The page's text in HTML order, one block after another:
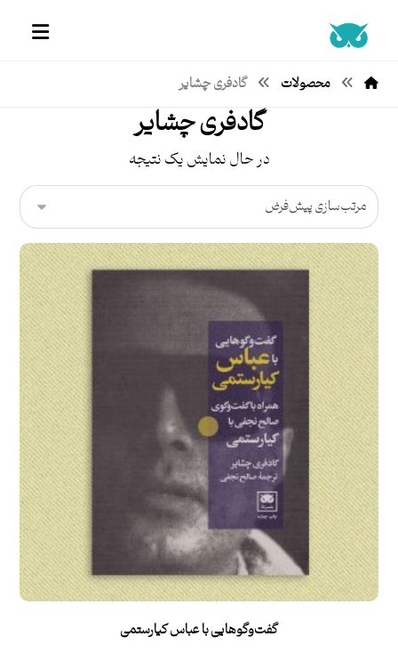
محصولات گادفری چشایر
گادفری چشایر
در حال نمایش یک نتیجه
گفت‌وگوهایی با عباس کیارستمی